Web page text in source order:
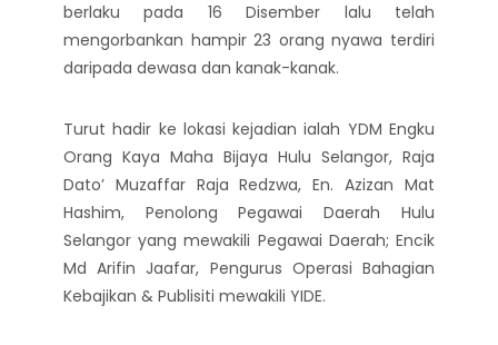
berlaku pada 16 Disember lalu telah
mengorbankan hampir 23 orang nyawa terdiri
daripada dewasa dan kanak-kanak.
Turut hadir ke lokasi kejadian ialah YDM Engku
Orang Kaya Maha Bijaya Hulu Selangor, Raja
Dato’ Muzaffar Raja Redzwa, En. Azizan Mat
Hashim, Penolong Pegawai Daerah Hulu
Selangor yang mewakili Pegawai Daerah; Encik
Md Arifin Jaafar, Pengurus Operasi Bahagian
Kebajikan & Publisiti mewakili YIDE.